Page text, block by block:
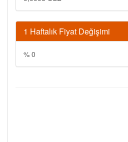
1 Haftalık Fiyat Değişimi
% 0